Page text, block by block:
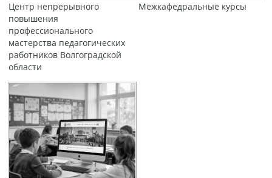
Центр непрерывного
повышения
профессионального
мастерства педагогических
работников Волгоградской
области
Межкафедральные курсы